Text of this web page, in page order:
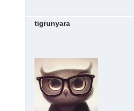
tigrunyara